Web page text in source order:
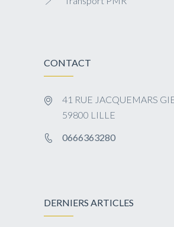
CONTACT
41 RUE JACQUEMARS
59800 LILLE
0666363280
DERNIERS ARTICLES